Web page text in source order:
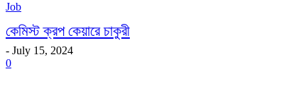
Job
কেমিস্ট ক্রপ কেয়ারে চাকুরী
- July 15, 2024
0